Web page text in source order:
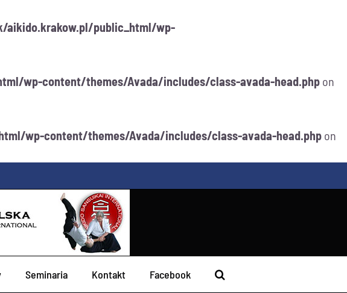
public_html/wp-
wp-content/themes/Avada/includes/class-avada-head.php on
wp-content/themes/Avada/includes/class-avada-head.php on
Seminaria Kontakt Facebook